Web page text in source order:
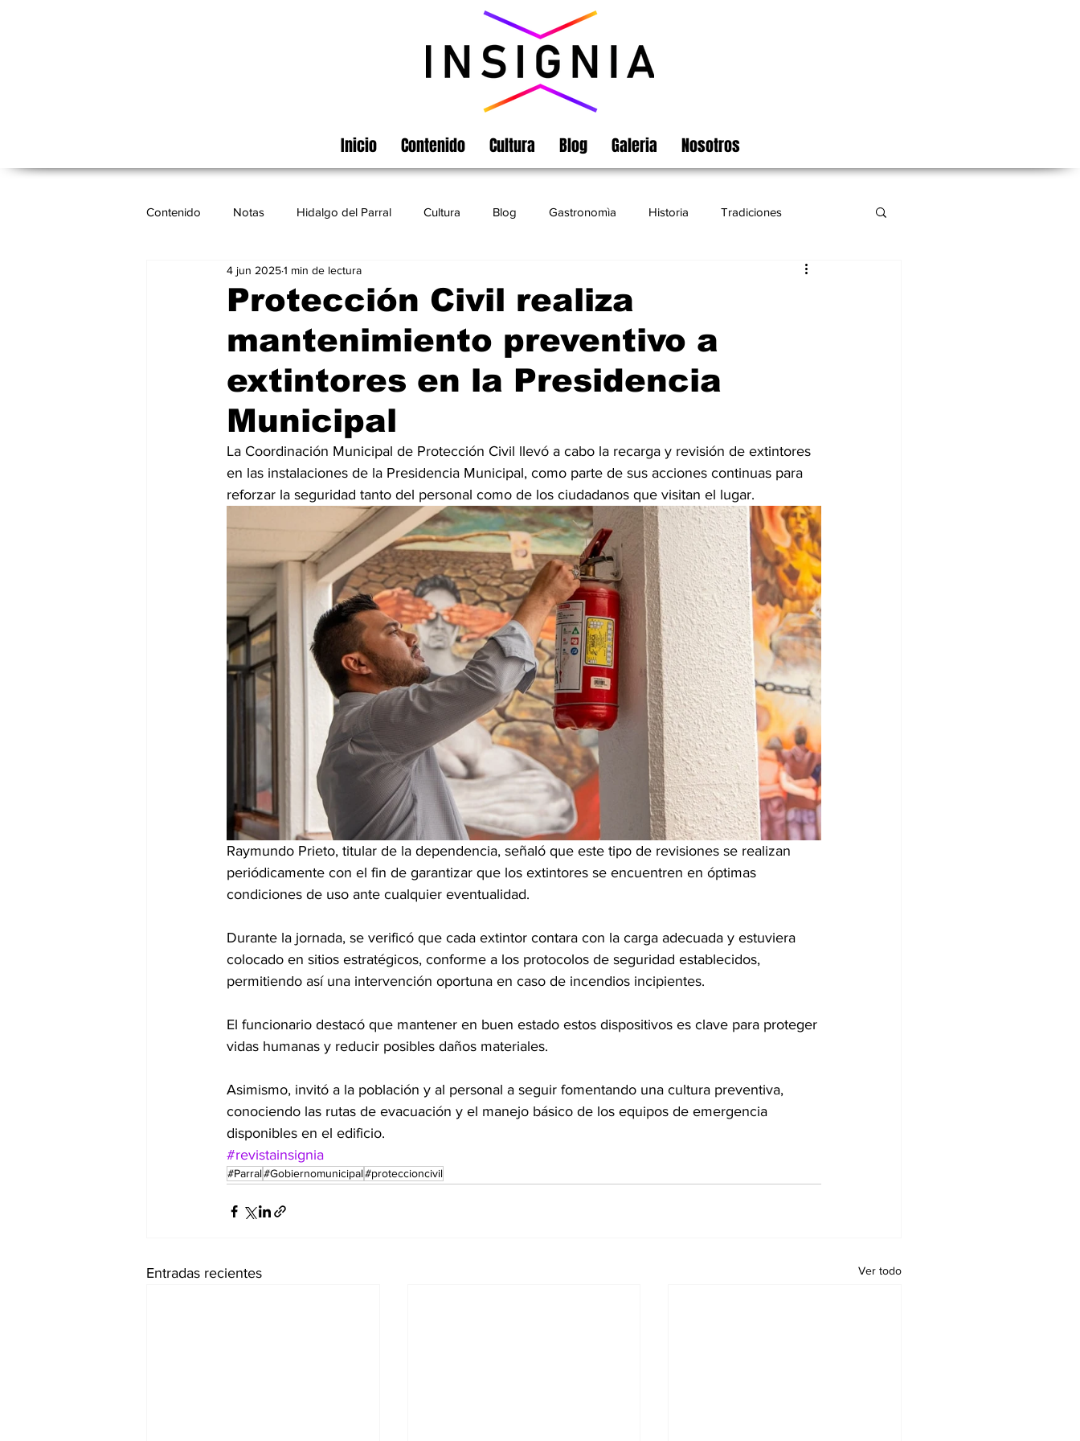
Inicio Contenido Cultura Blog Galeria Nosotros
Contenido Notas Hidalgo del Parral Cultura Blog Gastronomìa Historia Tradiciones
Cinematografía México Turismo
Protección Civil realiza
mantenimiento preventivo a
extintores en la Presidencia
Municipal
4 jun 20251 min de lectura
La Coordinación Municipal de Protección Civil llevó a cabo la recarga y revisión de extintores
en las instalaciones de la Presidencia Municipal, como parte de sus acciones continuas para
reforzar la seguridad tanto del personal como de los ciudadanos que visitan el lugar.
Raymundo Prieto, titular de la dependencia, señaló que este tipo de revisiones se realizan
periódicamente con el fin de garantizar que los extintores se encuentren en óptimas
condiciones de uso ante cualquier eventualidad.
Durante la jornada, se verificó que cada extintor contara con la carga adecuada y estuviera
colocado en sitios estratégicos, conforme a los protocolos de seguridad establecidos,
permitiendo así una intervención oportuna en caso de incendios incipientes.
El funcionario destacó que mantener en buen estado estos dispositivos es clave para proteger
vidas humanas y reducir posibles daños materiales.
Asimismo, invitó a la población y al personal a seguir fomentando una cultura preventiva,
conociendo las rutas de evacuación y el manejo básico de los equipos de emergencia
disponibles en el edificio.
#revistainsignia
#Parral#Gobiernomunicipal#proteccioncivil
Entradas recientes Ver todo